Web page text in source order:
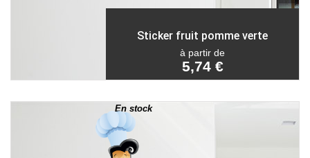
Sticker fruit pomme verte
à partir de
5,74 €
En stock